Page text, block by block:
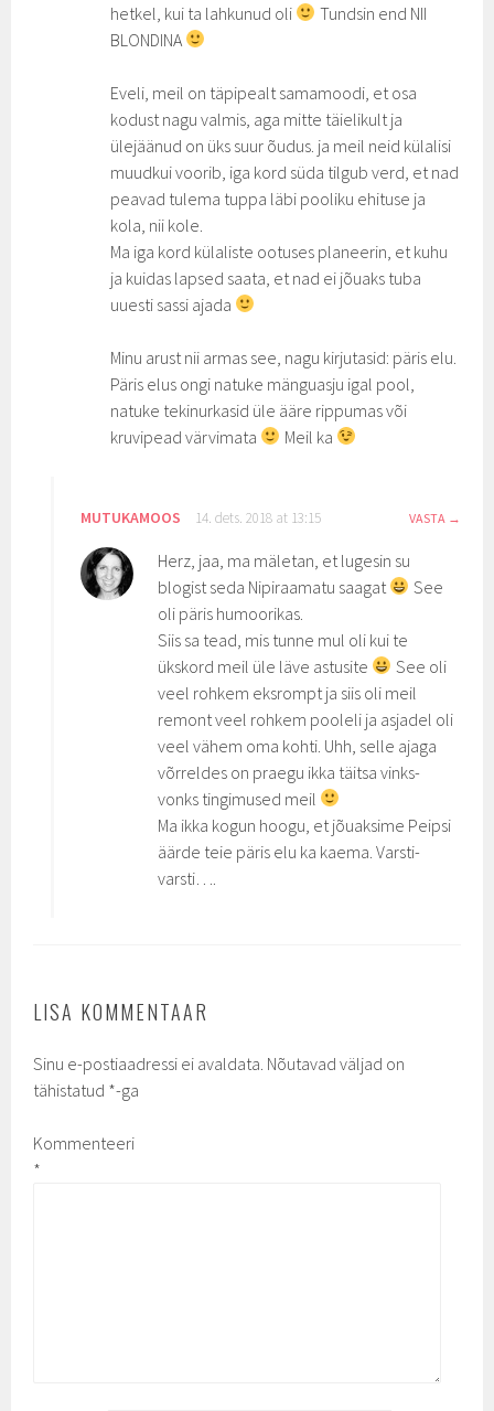
hetkel, kui ta lahkunud oli
Tundsin end NII
BLONDINA
Eveli, meil on täpipealt samamoodi, et osa
kodust nagu valmis, aga mitte täielikult ja
ülejäänud on üks suur õudus. ja meil neid külalisi
muudkui voorib, iga kord süda tilgub verd, et nad
peavad tulema tuppa läbi pooliku ehituse ja
kola, nii kole.
Ma iga kord külaliste ootuses planeerin, et kuhu
ja kuidas lapsed saata, et nad ei jõuaks tuba
uuesti sassi ajada
Minu arust nii armas see, nagu kirjutasid: päris elu.
Päris elus ongi natuke mänguasju igal pool,
natuke tekinurkasid üle ääre rippumas või
kruvipead värvimata
Meil ka
MUTUKAMOOS 14. dets. 2018 at 13:15 VASTA
Herz, jaa, ma mäletan, et lugesin su
blogist seda Nipiraamatu saagat
See
oli päris humoorikas.
Siis sa tead, mis tunne mul oli kui te
ükskord meil üle läve astusite
See oli
veel rohkem eksrompt ja siis oli meil
remont veel rohkem pooleli ja asjadel oli
veel vähem oma kohti. Uhh, selle ajaga
võrreldes on praegu ikka täitsa vinks-
vonks tingimused meil
Ma ikka kogun hoogu, et jõuaksime Peipsi
äärde teie päris elu ka kaema. Varsti-
varsti….
LISA KOMMENTAAR
Sinu e-postiaadressi ei avaldata. Nõutavad väljad on
tähistatud *-ga
Kommenteeri
*